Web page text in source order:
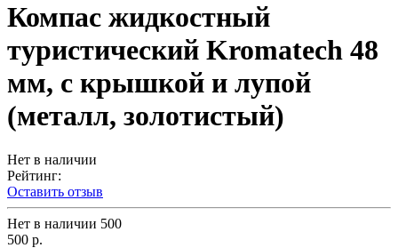
Компас жидкостный
туристический Kromatech 48
мм, с крышкой и лупой
(металл, золотистый)
Нет в наличии
Рейтинг:
Оставить отзыв
Нет в наличии 500
500 р.